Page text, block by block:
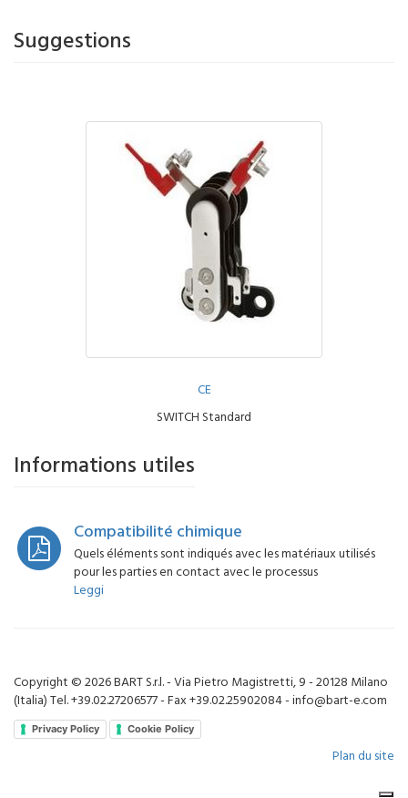
Suggestions
CE
SWITCH Standard
Informations utiles
Compatibilité chimique
Quels éléments sont indiqués avec les matériaux utilisés
pour les parties en contact avec le processus
Leggi
Copyright © 2026 BART S.r.l. - Via Pietro Magistretti, 9 - 20128 Milano
(Italia) Tel. +39.02.27206577 - Fax +39.02.25902084 - info@bart-e.com
Privacy Policy Cookie Policy
Plan du site